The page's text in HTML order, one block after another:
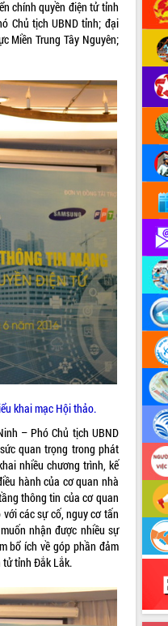
chính quyền điện tử tỉnh
Chủ tịch UBND tỉnh; đại
Miền Trung Tây Nguyên;
khai mạc Hội thảo.
– Phó Chủ tịch UBND
quan trọng trong phát
nhiều chương trình, kế
hành của cơ quan nhà
thông tin của cơ quan
các sự cố, nguy cơ tấn
nhận được nhiều sự
bổ ích về góp phần đảm
tử tỉnh Đắk Lắk.